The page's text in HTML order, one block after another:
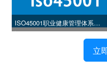
ISO45001职业健康管理体系认
证
立